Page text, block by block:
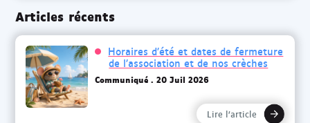
Articles récents
Horaires d’été et dates de fermeture
de l’association et de nos crèches
Communiqué 20 Juil 2026
Lire l’article